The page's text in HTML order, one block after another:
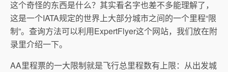
这个奇怪的东西是什么？其实看名字也差不多能理解了，
这是一个IATA规定的世界上大部分城市之间的一个里程“限
制”。查询方法可以利用ExpertFlyer这个网站，我们放在附
录里介绍一下。
AA里程票的一大限制就是飞行总里程数有上限：从出发城